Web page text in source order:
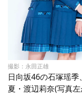
撮影：永田正雄
日向坂46の石塚瑶
夏・渡辺莉奈(写真